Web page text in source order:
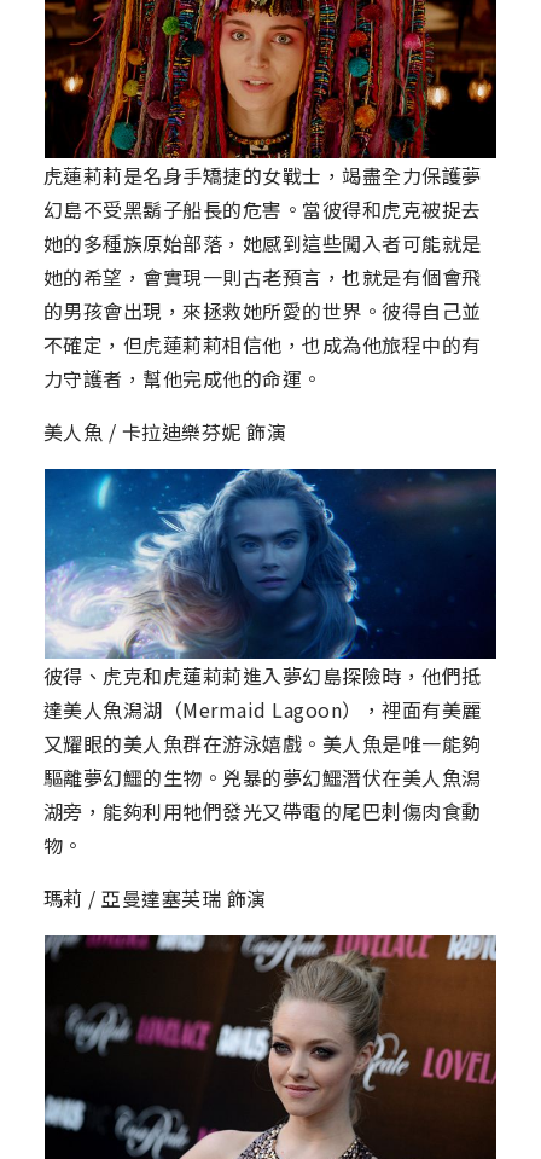
虎蓮莉莉是名身手矯捷的女戰士，竭盡全力保護夢
幻島不受黑鬍子船長的危害。當彼得和虎克被捉去
她的多種族原始部落，她感到這些闖入者可能就是
她的希望，會實現一則古老預言，也就是有個會飛
的男孩會出現，來拯救她所愛的世界。彼得自己並
不確定，但虎蓮莉莉相信他，也成為他旅程中的有
力守護者，幫他完成他的命運。
美人魚 / 卡拉迪樂芬妮 飾演
彼得、虎克和虎蓮莉莉進入夢幻島探險時，他們抵
達美人魚潟湖（Mermaid Lagoon），裡面有美麗
又耀眼的美人魚群在游泳嬉戲。美人魚是唯一能夠
驅離夢幻鱷的生物。兇暴的夢幻鱷潛伏在美人魚潟
湖旁，能夠利用牠們發光又帶電的尾巴刺傷肉食動
物。
瑪莉 / 亞曼達塞芙瑞 飾演